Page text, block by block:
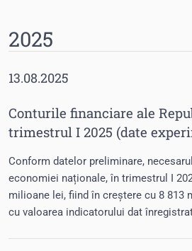
2025
13.08.2025
Conturile financiare ale
trimestrul I 2025 (date
Conform datelor preliminare,
economiei naționale, în trimestrul I
milioane lei, fiind în creștere cu 8 813
cu valoarea indicatorului dat